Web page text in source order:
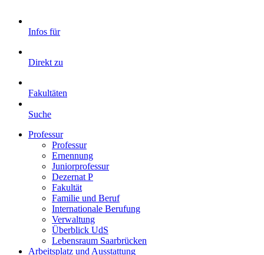
Infos für
Direkt zu
Fakultäten
Suche
Professur
Professur
Ernennung
Juniorprofessur
Dezernat P
Fakultät
Familie und Beruf
Internationale Berufung
Verwaltung
Überblick UdS
Lebensraum Saarbrücken
Arbeitsplatz und Ausstattung